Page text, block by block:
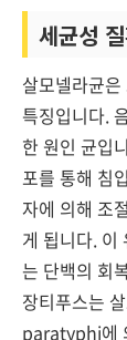
세균성
살모넬라균
특징입니다.
한 원인 균입
포를 통해 침
자에 의해 조
게 됩니다. 이
는 단백의 회
장티푸스는
paratyphi에